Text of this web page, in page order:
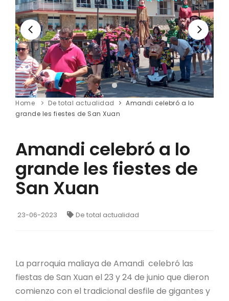
Home De total actualidad
Amandi celebró a lo
grande les fiestes de San Xuan
Amandi celebró a lo
grande les fiestes de
San Xuan
23-06-2023 De total actualidad
La parroquia maliaya de Amandi celebró las
fiestas de San Xuan el 23 y 24 de junio que dieron
comienzo con el tradicional desfile de gigantes y